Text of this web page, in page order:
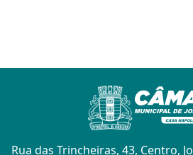
Rua das Trincheiras, 43, Centro,